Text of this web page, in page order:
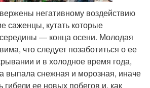
негативному воздействию
саженцы, кутать которые
— конца осени. Молодая
что следует позаботиться о ее
и в холодное время года,
выпала снежная и морозная, иначе
гибели ее новых побегов и, как